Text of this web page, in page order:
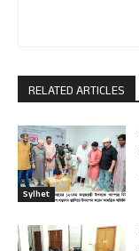
RELATED ARTICLES
Sylhet